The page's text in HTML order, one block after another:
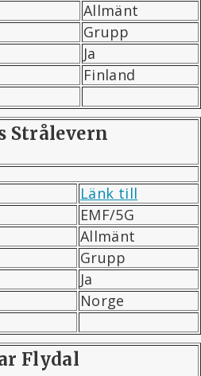
Allmänt
Grupp
Ja
Finland
Strålevern
Länk till
EMF/5G
Allmänt
Grupp
Ja
Norge
Flydal